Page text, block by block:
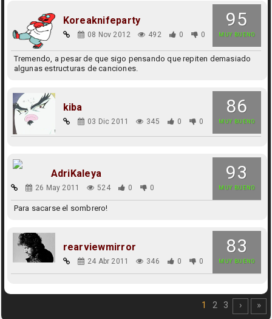
95
MUY BUENO
Koreaknifeparty
08 Nov 2012 492 0 0
Tremendo, a pesar de que sigo pensando que repiten demasiado
algunas estructuras de canciones.
86
MUY BUENO
kiba
03 Dic 2011 345 0 0
93
MUY BUENO
AdriKaleya
26 May 2011 524 0 0
Para sacarse el sombrero!
83
MUY BUENO
rearviewmirror
24 Abr 2011 346 0 0
1 2 3 › »